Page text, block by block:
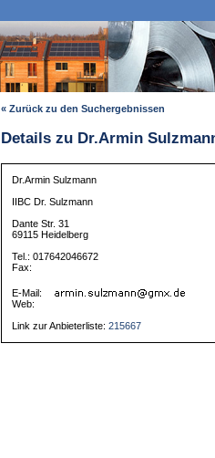
« Zurück zu den Suchergebnissen
Details zu Dr.Armin
Dr.Armin Sulzmann
IIBC Dr. Sulzmann
Dante Str. 31
69115 Heidelberg
Tel.: 017642046672
Fax:
E-Mail:
Web:
Link zur Anbieterliste:215667